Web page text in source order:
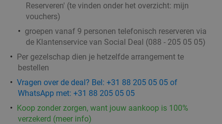
Reserveren' (te vinden onder het overzicht: mijn
vouchers)
groepen vanaf 9 personen telefonisch reserveren via
de Klantenservice van Social Deal (088 - 205 05 05)
Per gezelschap dien je hetzelfde arrangement te
bestellen
Vragen over de deal? Bel: +31 88 205 05 05 of
WhatsApp met: +31 88 205 05 05
Koop zonder zorgen, want jouw aankoop is 100%
verzekerd (meer info)